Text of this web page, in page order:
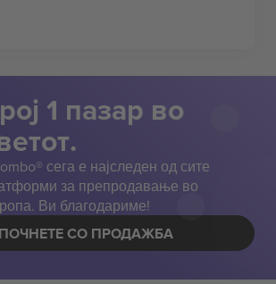
1 пазар во
сега е најследен од сите
за препродавање во
Ви благодариме!
СО ПРОДАЖБА